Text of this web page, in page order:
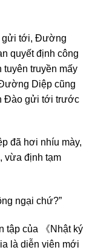
gửi tới, Đường
quyết định công
tuyên truyền mấy
Diệp cũng
Đào gửi tới trước
đã hơi nhíu mày,
vừa định tạm
ngại chứ?”
tập của 《Nhật ký
là diễn viên mới